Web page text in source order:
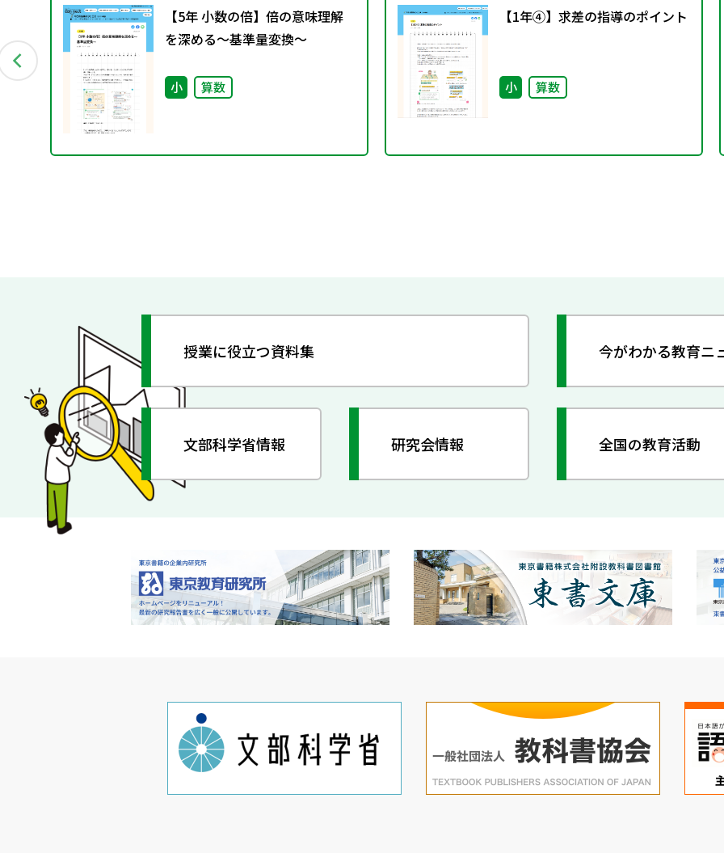
【5年 小数の倍】倍の意味理解
を深める～基準量変換～
小 算数
【1年④】求差の指導のポイント
小 算数
授業に役立つ資料集 今がわかる教育ニ
文部科学省情報 研究会情報 全国の教育活動